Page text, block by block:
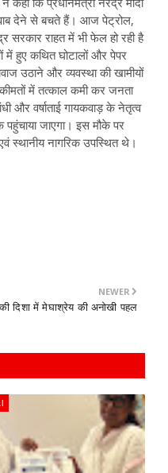
देने से बचते हैं। आज पेट्रोल,
राहत में भी फेल हो रही है
में हुए कथित घोटालों और पेपर
उठाने और व्यवस्था की खामीयों
में तत्काल कमी कर जनता
और वर्षाताई गायकवाड़ के नेतृत्व
जाएगा। इस मौके पर
स्थानीय नागरिक उपस्थित थे।
NEWER
दिशा में मेघाश्रेय की अनोखी पहल